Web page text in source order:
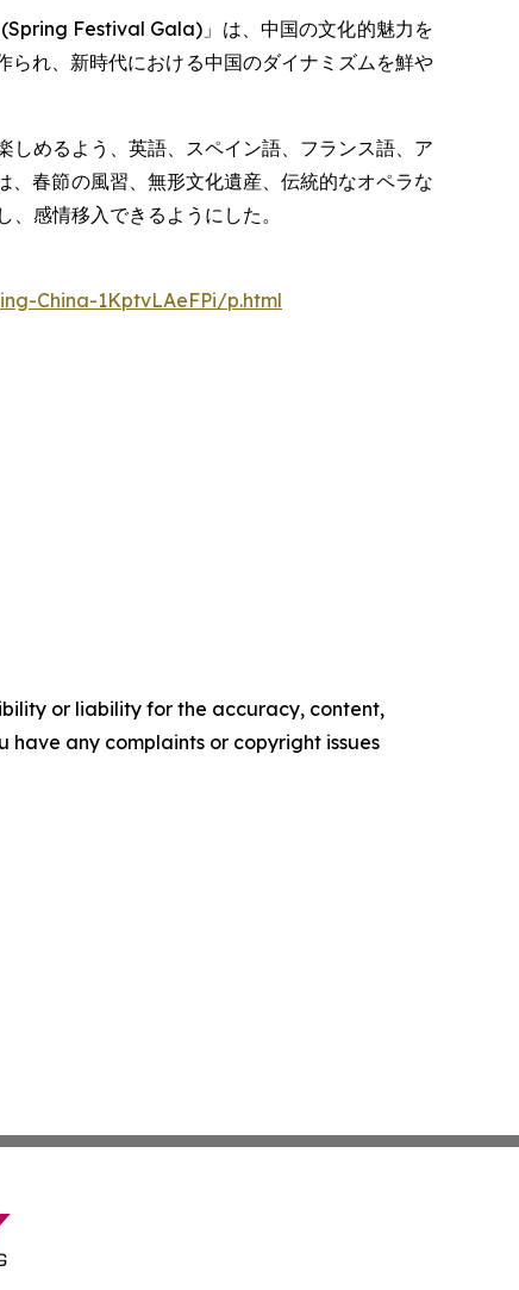
Festival Gala)」は、中国の文化的魅力を
れ、新時代における中国のダイナミズムを鮮や
めるよう、英語、スペイン語、フランス語、ア
春節の風習、無形文化遺産、伝統的なオペラな
感情移入できるようにした。
China-1KptvLAeFPi/p.html
or liability for the accuracy, content,
any complaints or copyright issues